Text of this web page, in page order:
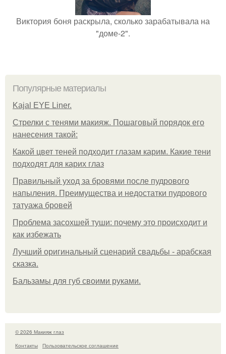
Виктория боня раскрыла, сколько зарабатывала на
"доме-2".
Популярные материалы
Kajal EYE Liner.
Стрелки с тенями макияж. Пошаговый порядок его
нанесения такой:
Какой цвет теней подходит глазам карим. Какие тени
подходят для карих глаз
Правильный уход за бровями после пудрового
напыления. Преимущества и недостатки пудрового
татуажа бровей
Проблема засохшей туши: почему это происходит и
как избежать
Лучший оригинальный сценарий свадьбы - арабская
сказка.
Бальзамы для губ своими руками.
© 2026 Макияж глаз
Контакты
Пользовательское соглашение